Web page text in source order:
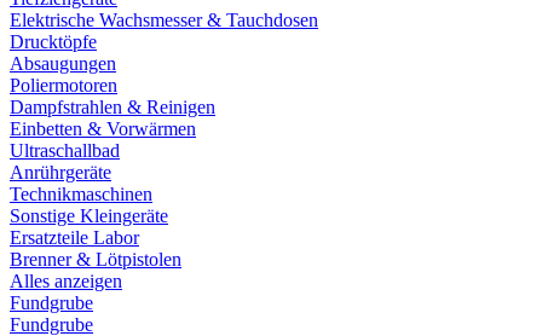
Elektrische Wachsmesser & Tauchdosen
Drucktöpfe
Absaugungen
Poliermotoren
Dampfstrahlen & Reinigen
Einbetten & Vorwärmen
Ultraschallbad
Anrührgeräte
Technikmaschinen
Sonstige Kleingeräte
Ersatzteile Labor
Brenner & Lötpistolen
Alles anzeigen
Fundgrube
Fundgrube